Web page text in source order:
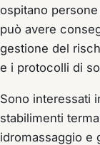
ospitano
può avere
gestione del
e i protocolli di
Sono interessati
stabilimenti
idromassaggio e